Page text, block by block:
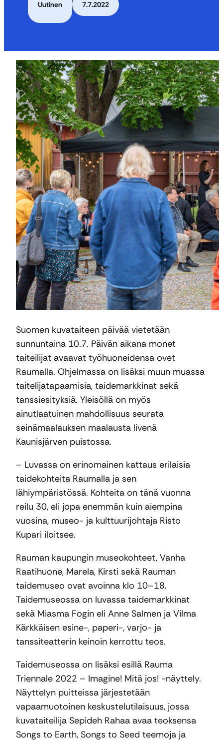
Uutinen 7.7.2022
Suomen kuvataiteen päivää vietetään
sunnuntaina 10.7. Päivän aikana monet
taiteilijat avaavat työhuoneidensa ovet
Raumalla. Ohjelmassa on lisäksi muun muassa
taitelijatapaamisia, taidemarkkinat sekä
tanssiesityksiä. Yleisöllä on myös
ainutlaatuinen mahdollisuus seurata
seinämaalauksen maalausta livenä
Kaunisjärven puistossa.
– Luvassa on erinomainen kattaus erilaisia
taidekohteita Raumalla ja sen
lähiympäristössä. Kohteita on tänä vuonna
reilu 30, eli jopa enemmän kuin aiempina
vuosina, museo- ja kulttuurijohtaja Risto
Kupari iloitsee.
Rauman kaupungin museokohteet, Vanha
Raatihuone, Marela, Kirsti sekä Rauman
taidemuseo ovat avoinna klo 10–18.
Taidemuseossa on luvassa taidemarkkinat
sekä Miasma Fogin eli Anne Salmen ja Vilma
Kärkkäisen esine-, paperi-, varjo- ja
tanssiteatterin keinoin kerrottu teos.
Taidemuseossa on lisäksi esillä Rauma
Triennale 2022 – Imagine! Mitä jos! -näyttely.
Näyttelyn puitteissa järjestetään
vapaamuotoinen keskustelutilaisuus, jossa
kuvataiteilija Sepideh Rahaa avaa teoksensa
Songs to Earth, Songs to Seed teemoja ja